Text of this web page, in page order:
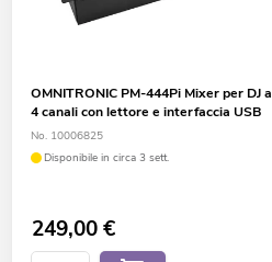
OMNITRONIC PM-444Pi Mixer per DJ a
4 canali con lettore e interfaccia USB
No. 10006825
Disponibile in circa 3 sett.
249,00€